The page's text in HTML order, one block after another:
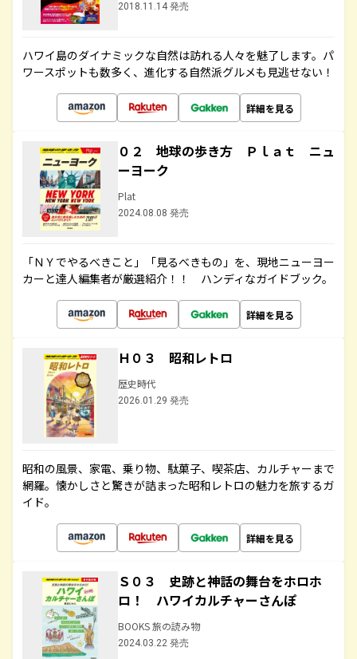
2018.11.14 発売
ハワイ島のダイナミックな自然は訪れる人々を魅了します。パ
ワースポットも数多く、進化する自然派グルメも見逃せない！
詳細を見る
０２ 地球の歩き方 Ｐｌａｔ ニュ
ーヨーク
Plat
2024.08.08 発売
「ＮＹでやるべきこと」「見るべきもの」を、現地ニューヨー
カーと達人編集者が厳選紹介！！ ハンディなガイドブック。
詳細を見る
Ｈ０３ 昭和レトロ
歴史時代
2026.01.29 発売
昭和の風景、家電、乗り物、駄菓子、喫茶店、カルチャーまで
網羅。懐かしさと驚きが詰まった昭和レトロの魅力を旅するガ
イド。
詳細を見る
Ｓ０３ 史跡と神話の舞台をホロホ
ロ！ ハワイカルチャーさんぽ
BOOKS 旅の読み物
2024.03.22 発売